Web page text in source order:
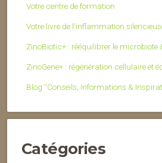
Votre centre de formation
Votre livre de l’inflammation
ZinoBiotic+ : rééquilibrer le microbiote
ZinoGene+ : régénération cellulaire et
Blog “Conseils, Informations &
Catégories